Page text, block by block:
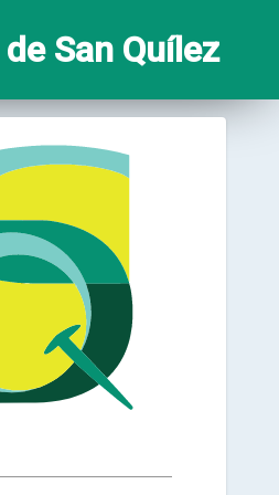
San Quílez